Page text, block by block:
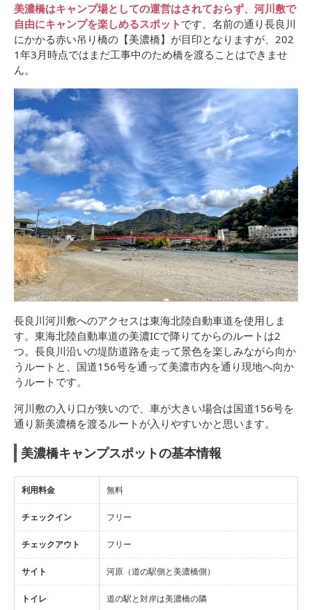
美濃橋はキャンプ場としての運営はされておらず、河川敷で
自由にキャンプを楽しめるスポット です。名前の通り長良川
にかかる赤い吊り橋の【美濃橋】が目印となりますが、202
1年3月時点ではまだ工事中のため橋を渡ることはできませ
ん。
長良川河川敷へのアクセスは東海北陸自動車道を使用しま
す。東海北陸自動車道の美濃ICで降りてからのルートは2
つ。長良川沿いの堤防道路を走って景色を楽しみながら向か
うルートと、国道156号を通って美濃市内を通り現地へ向か
うルートです。
河川敷の入り口が狭いので、車が大きい場合は国道156号を
通り新美濃橋を渡るルートが入りやすいかと思います。
美濃橋キャンプスポットの基本情報
利用料金 無料
チェックイン フリー
チェックアウト フリー
サイト 河原（道の駅側と美濃橋側）
トイレ 道の駅と対岸は美濃橋の隣